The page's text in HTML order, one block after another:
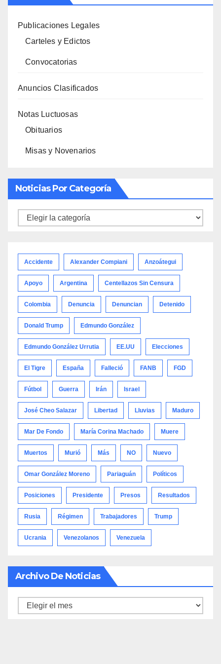
Publicaciones Legales
Carteles y Edictos
Convocatorias
Anuncios Clasificados
Notas Luctuosas
Obituarios
Misas y Novenarios
Noticias Por Categoría
Noticias
Accidente Alexander Compiani Anzoátegui
Apoyo Argentina Centellazos Sin Censura
Colombia Denuncia Denuncian Detenido
Donald Trump Edmundo González
Edmundo González Urrutia EE.UU Elecciones
El Tigre España Falleció FANB FGD
Fútbol Guerra Irán Israel
José Cheo Salazar Libertad Lluvias Maduro
Mar De Fondo María Corina Machado Muere
Muertos Murió Más NO Nuevo
Omar González Moreno Pariaguán Políticos
Posiciones Presidente Presos Resultados
Rusia Régimen Trabajadores Trump
Ucrania Venezolanos Venezuela
Archivo De Noticias
Archivo